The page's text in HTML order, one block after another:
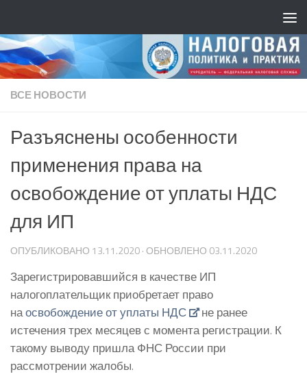
ВСЕ НОВОСТИ
Разъяснены особенности
применения права на
освобождение от уплаты НДС
для ИП
ОПУБЛИКОВАНО 13.11.2020· ОБНОВЛЕНО 03.11.2020
Зарегистрировавшийся в качестве ИП
налогоплательщик приобретает право
наосвобождение от уплаты НДС
не ранее
истечения трех месяцев с момента регистрации. К
такому выводу пришла ФНС России при
рассмотрении жалобы.